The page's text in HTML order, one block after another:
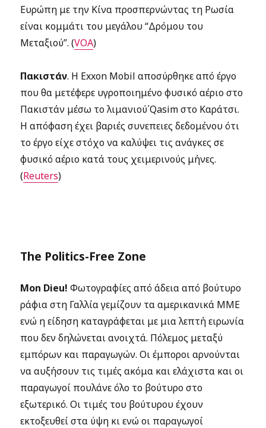
Ευρώπη με την Κίνα προσπερνώντας τη Ρωσία
είναι κομμάτι του μεγάλου “Δρόμου του
Μεταξιού”. (VOA)
Πακιστάν. Η Exxon Mobil αποσύρθηκε από έργο
που θα μετέφερε υγροποιημένο φυσικό αέριο στο
Πακιστάν μέσω το λιμανιού΄Qasim στο Καράτσι.
Η απόφαση έχει βαριές συνεπειες δεδομένου ότι
το έργο είχε στόχο να καλύψει τις ανάγκες σε
φυσικό αέριο κατά τους χειμερινούς μήνες.
(Reuters)
The Politics-Free Zone
Mon Dieu! Φωτογραφίες από άδεια από βούτυρο
ράφια στη Γαλλία γεμίζουν τα αμερικανικά ΜΜΕ
ενώ η είδηση καταγράφεται με μια λεπτή ειρωνία
που δεν δηλώνεται ανοιχτά. Πόλεμος μεταξύ
εμπόρων και παραγωγών. Οι έμποροι αρνούνται
να αυξήσουν τις τιμές ακόμα και ελάχιστα και οι
παραγωγοί πουλάνε όλο το βούτυρο στο
εξωτερικό. Οι τιμές του βούτυρου έχουν
εκτοξευθεί στα ύψη κι ενώ οι παραγωγοί